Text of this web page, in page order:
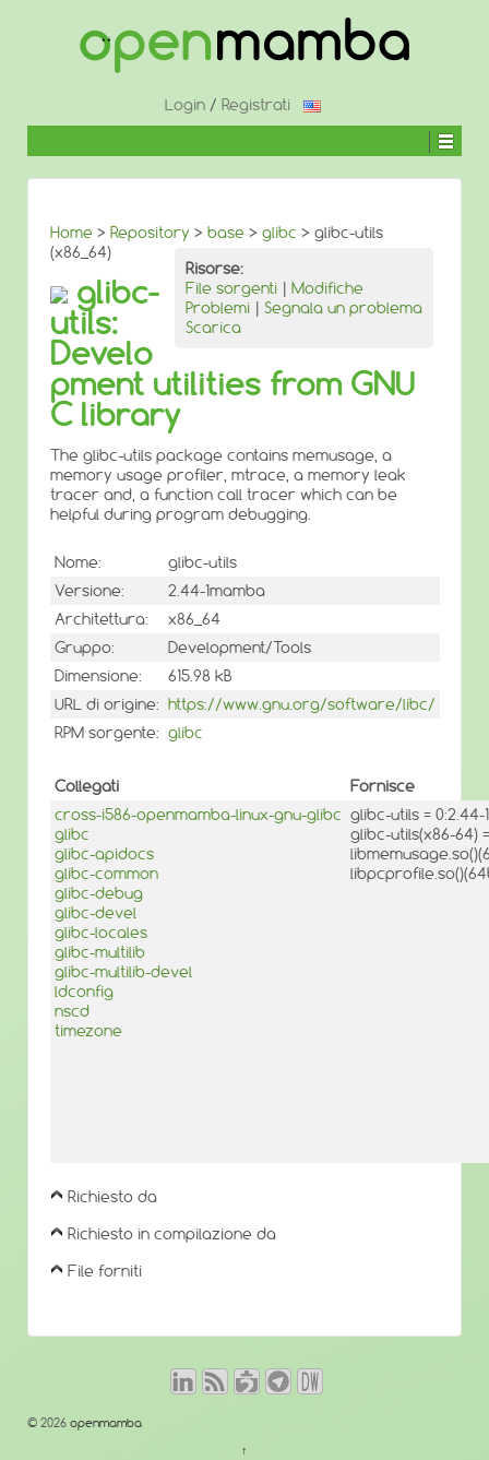
CONTENUTO
Login / Registrati
Home > Repository > base > glibc > glibc-utils
(x86_64)
Risorse:
File sorgenti | Modifiche
Problemi | Segnala un problema
Scarica
glibc-
utils:
Develo
pment utilities from GNU
C library
The glibc-utils package contains memusage, a
memory usage profiler, mtrace, a memory leak
tracer and, a function call tracer which can be
helpful during program debugging.
Nome:
glibc-utils
Versione:
2.44-1mamba
Architettura:
x86_64
Gruppo:
Development/Tools
Dimensione:
615.98 kB
URL di origine: https://www.gnu.org/software/libc/
RPM sorgente: glibc
Collegati
Fornisce
cross-i586-openmamba-linux-gnu-glibc
glibc
glibc-apidocs
glibc-common
glibc-debug
glibc-devel
glibc-locales
glibc-multilib
glibc-multilib-devel
ldconfig
nscd
timezone
glibc-utils = 0:2.44-
glibc-utils(x86-64)
Richiesto da
Richiesto in compilazione da
File forniti
© 2026 openmamba
↑